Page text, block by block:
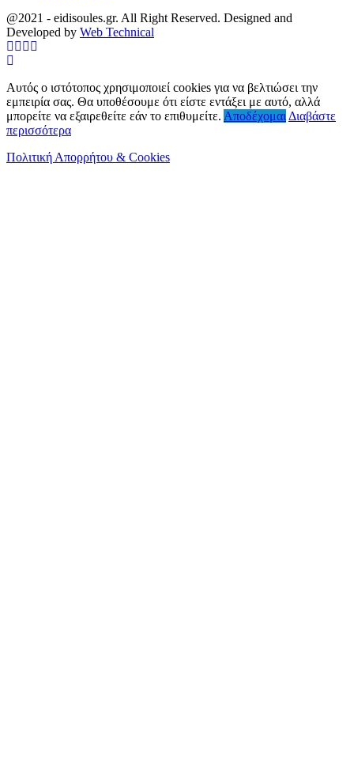
@2021 - eidisoules.gr. All Right Reserved. Designed and
Developed by Web Technical
Facebook
Twitter
Instagram
Αυτός ο ιστότοπος χρησιμοποιεί cookies για να βελτιώσει την
εμπειρία σας. Θα υποθέσουμε ότι είστε εντάξει με αυτό, αλλά
μπορείτε να εξαιρεθείτε εάν το επιθυμείτε. Αποδέχομαι Διαβάστε
περισσότερα
Πολιτική Απορρήτου & Cookies